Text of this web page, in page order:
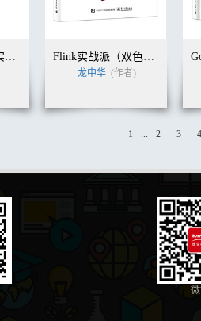
股票多因子模型实战：Python核心代码解析 Flink实战派（双色版）
龙中华 (作者)
1 ... 2 3 4